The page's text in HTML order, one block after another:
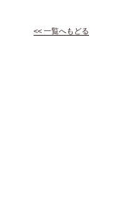
<< 一覧へもどる